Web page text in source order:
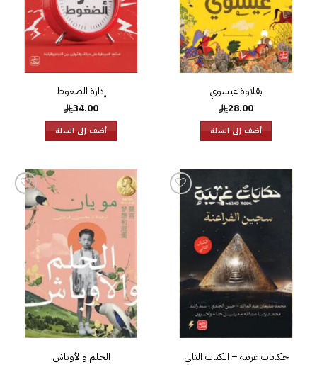
بقلاوة عيسوي
28.00
أضف إلى السلة
إدارة الضغوط
34.00
أضف إلى السلة
إلى
الرغبات
حكايات غريبة – الكتاب الثاني
إضافة
إلى
قائمة
الرغبات
الحلم والأوباش